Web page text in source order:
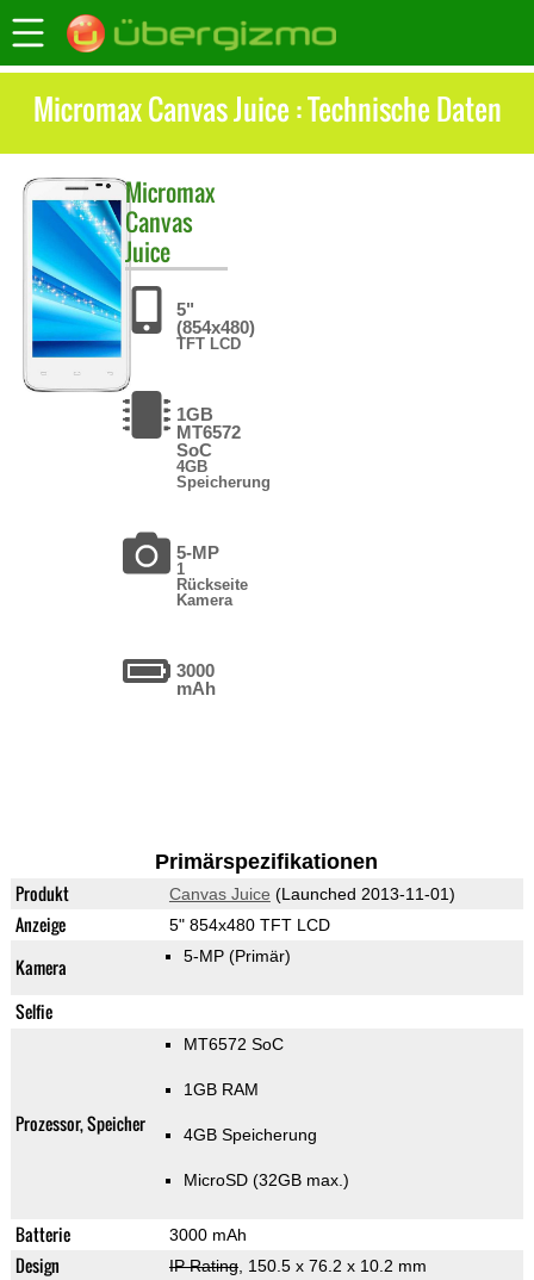
Micromax Canvas Juice : Technische Daten
Micromax
Canvas
Juice
5"
(854x480)
TFT LCD
1GB
MT6572
SoC
4GB
Speicherung
5-MP
1
Rückseite
Kamera
3000
mAh
Primärspezifikationen
Produkt Canvas Juice (Launched 2013-11-01)
Anzeige 5" 854x480 TFT LCD
Kamera 5-MP (Primär)
Selfie
Prozessor, Speicher
MT6572 SoC
1GB RAM
4GB Speicherung
MicroSD (32GB max.)
Batterie 3000 mAh
Design IP Rating, 150.5 x 76.2 x 10.2 mm